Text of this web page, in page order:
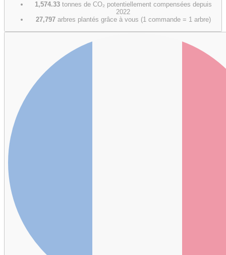
1,574.33tonnes de CO₂ potentiellement compensées depuis
2022
27,797 arbres plantés grâce à vous (1 commande = 1 arbre)